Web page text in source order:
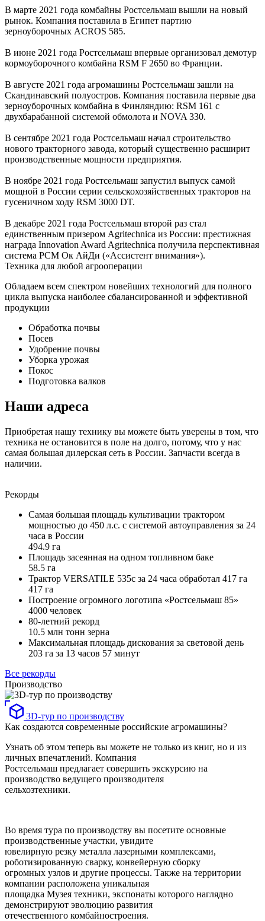
В марте 2021 года комбайны Ростсельмаш вышли на новый
рынок. Компания поставила в Египет партию
зерноуборочных ACROS 585.
В июне 2021 года Ростсельмаш впервые организовал демотур
кормоуборочного комбайна RSM F 2650 во Франции.
В августе 2021 года агромашины Ростсельмаш зашли на
Скандинавский полуостров. Компания поставила первые два
зерноуборочных комбайна в Финляндию: RSM 161 с
двухбарабанной системой обмолота и NOVA 330.
В сентябре 2021 года Ростсельмаш начал строительство
нового тракторного завода, который существенно расширит
производственные мощности предприятия.
В ноябре 2021 года Ростсельмаш запустил выпуск самой
мощной в России серии сельскохозяйственных тракторов на
гусеничном ходу RSM 3000 DT.
В декабре 2021 года Ростсельмаш второй раз стал
единственным призером Agritechnica из России: престижная
награда Innovation Award Agritechnica получила перспективная
система РСМ Ок АйДи («Ассистент внимания»).
Техника для любой агрооперации
Обладаем всем спектром новейших технологий для полного
цикла выпуска наиболее сбалансированной и эффективной
продукции
Обработка почвы
Посев
Удобрение почвы
Уборка урожая
Покос
Подготовка валков
Наши адреса
Приобретая нашу технику вы можете быть уверены в том, что
техника не остановится в поле на долго, потому, что у нас
самая большая дилерская сеть в России. Запчасти всегда в
наличии.
Рекорды
Самая большая площадь культивации трактором
мощностью до 450 л.с. с системой автоуправления за 24
часа в России
494.9 га
Площадь засеянная на одном топливном баке
58.5 га
Трактор VERSATILE 535с за 24 часа обработал 417 га
417 га
Построение огромного логотипа «Ростсельмаш 85»
4000 человек
80-летний рекорд
10.5 млн тонн зерна
Максимальная площадь дискования за световой день
203 га за 13 часов 57 минут
Все рекорды
Производство
3D-тур по производству
Как создаются современные российские агромашины?
Узнать об этом теперь вы можете не только из книг, но и из
личных впечатлений. Компания
Ростсельмаш предлагает совершить экскурсию на
производство ведущего производителя
сельхозтехники.
Во время тура по производству вы посетите основные
производственные участки, увидите
ювелирную резку металла лазерными комплексами,
роботизированную сварку, конвейерную сборку
огромных узлов и другие процессы. Также на территории
компании расположена уникальная
площадка Музея техники, экспонаты которого наглядно
демонстрируют эволюцию развития
отечественного комбайностроения.